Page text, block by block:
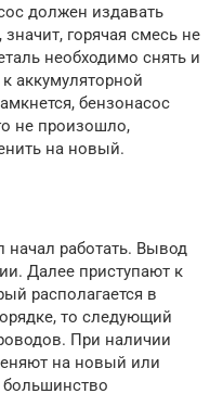
должен издавать
горячая смесь не
необходимо снять и
аккумуляторной
бензонасос
не произошло,
на новый.
работать. Вывод
Далее приступают к
располагается в
то следующий
При наличии
на новый или
большинство